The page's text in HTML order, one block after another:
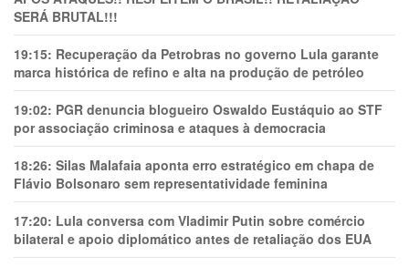
SERÁ BRUTAL!!!
19:15: Recuperação da Petrobras no governo Lula garante
marca histórica de refino e alta na produção de petróleo
19:02: PGR denuncia blogueiro Oswaldo Eustáquio ao STF
por associação criminosa e ataques à democracia
18:26: Silas Malafaia aponta erro estratégico em chapa de
Flávio Bolsonaro sem representatividade feminina
17:20: Lula conversa com Vladimir Putin sobre comércio
bilateral e apoio diplomático antes de retaliação dos EUA